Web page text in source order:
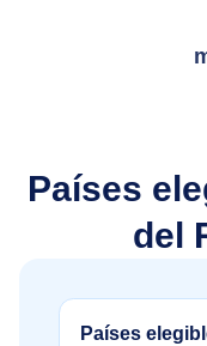
Países
del
Países